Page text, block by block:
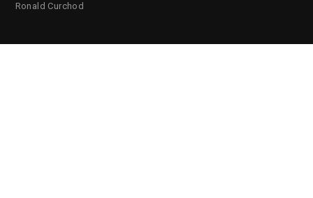
Ronald Curchod